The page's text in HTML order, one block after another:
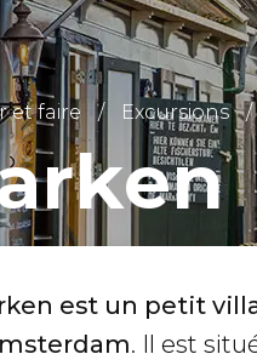
et faire Excursions
est un petit
. Il est